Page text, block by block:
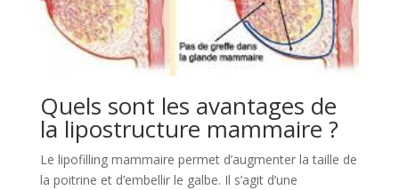
Quels sont les avantages de
la lipostructure mammaire ?
Le lipofilling mammaire permet d’augmenter la taille de
la poitrine et d’embellir le galbe. Il s’agit d’une